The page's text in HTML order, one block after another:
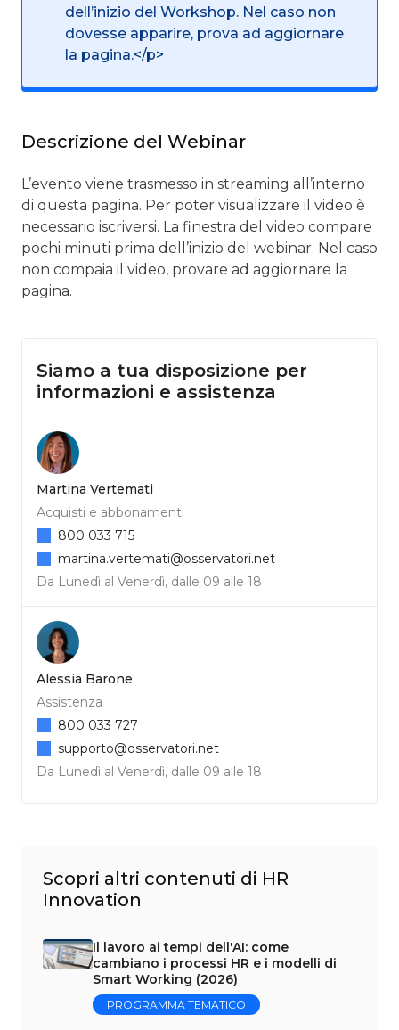
dell’inizio del Workshop. Nel caso non
dovesse apparire, prova ad aggiornare
la pagina.</p>
Descrizione del Webinar
L’evento viene trasmesso in streaming all’interno
di questa pagina. Per poter visualizzare il video è
necessario iscriversi. La finestra del video compare
pochi minuti prima dell’inizio del webinar. Nel caso
non compaia il video, provare ad aggiornare la
pagina.
Siamo a tua disposizione per
informazioni e assistenza
Martina Vertemati
Acquisti e abbonamenti
Da Lunedì al Venerdì, dalle 09 alle 18
800 033 715
martina.vertemati@osservatori.net
Alessia Barone
Assistenza
Da Lunedì al Venerdì, dalle 09 alle 18
800 033 727
supporto@osservatori.net
Scopri altri contenuti di HR
Innovation
Il lavoro ai tempi dell'AI: come
cambiano i processi HR e i modelli di
Smart Working (2026)
PROGRAMMA TEMATICO